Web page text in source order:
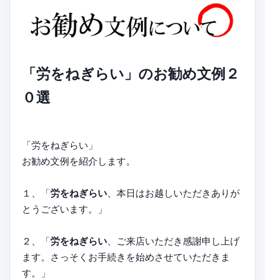
「労をねぎらい」のお勧め文例２
０選
「労をねぎらい」
お勧め文例を紹介します。
１、「労をねぎらい、本日はお越しいただきありが
とうございます。」
２、「労をねぎらい、ご来店いただき感謝申し上げ
ます。さっそくお手続きを始めさせていただきま
す。」